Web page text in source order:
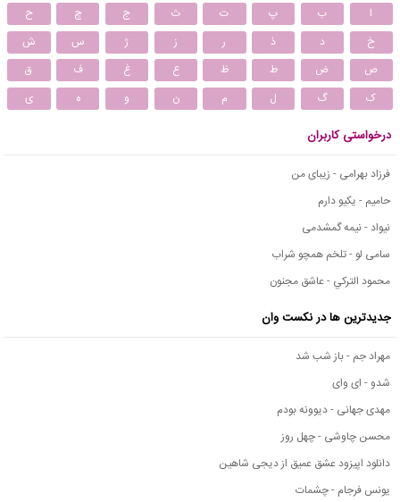
ا ب پ ت ث ج چ
ح
خ
د ذ ر ز ژ س
ش
ص
ض ط ظ ع غ ف
ق
ک
گ ل م ن و ه ی
درخواستی کاربران
فرزاد بهرامی - زیبای من
حامیم - یکیو دارم
نیواد - نیمه گمشدمی
سامی لو - تلخم همچو شراب
محمود التركي - عاشق مجنون
جدیدترین ها در نکست وان
مهراد جم - باز شب شد
شدو - ای وای
مهدی جهانی - دیوونه بودم
محسن چاوشی - چهل روز
دانلود اپیزود عشق عمیق از دیجی شاهین
یونس فرجام - چشمات